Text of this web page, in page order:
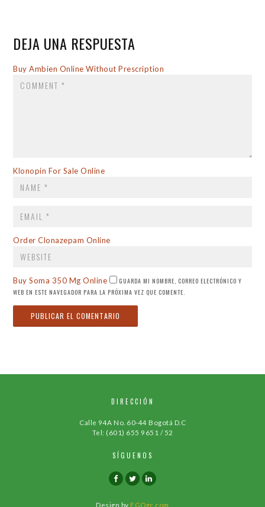
DEJA UNA RESPUESTA
Buy Ambien Online Without Prescription
Klonopin For Sale OnlineNAME
*
Order Clonazepam OnlineWEBSITE
Buy Soma 350 Mg Online
GUARDA MI NOMBRE, CORREO ELECTRÓNICO Y
WEB EN ESTE NAVEGADOR PARA LA PRÓXIMA VEZ QUE COMENTE.
DIRECCIÓN
Calle 94A No. 60-44 Bogotá D.C
Tel: (601) 655 9651 / 52
SÍGUENOS
Design by EGOgc.com